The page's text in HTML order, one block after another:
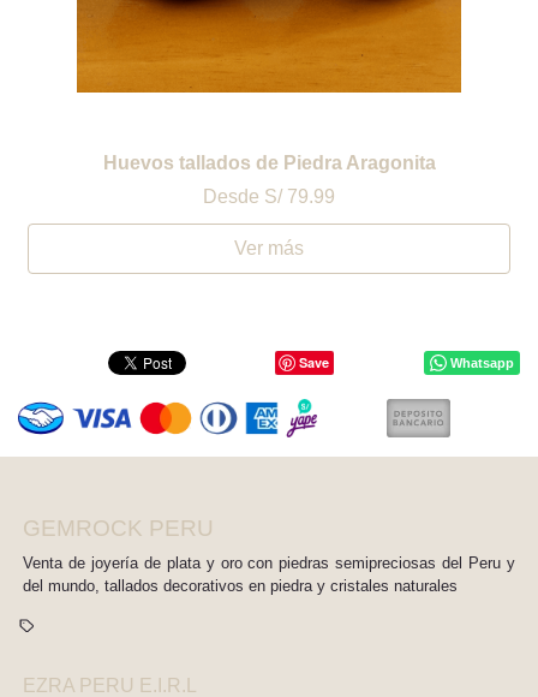
Huevos tallados de Piedra Aragonita
Desde S/ 79.99
Ver más
Save Whatsapp
GEMROCK PERU
Venta de joyería de plata y oro con piedras semipreciosas del Peru y
del mundo, tallados decorativos en piedra y cristales naturales
EZRA PERU E.I.R.L